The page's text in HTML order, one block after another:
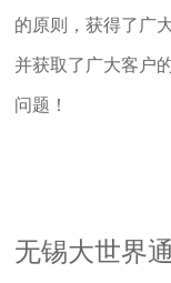
的原则，获得了广
并获取了广大客户
问题！
无锡大世界